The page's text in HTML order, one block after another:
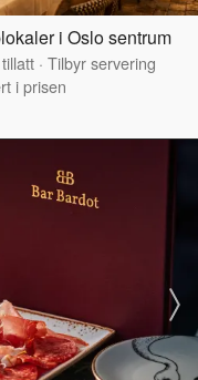
i Oslo sentrum
· Tilbyr servering
i prisen